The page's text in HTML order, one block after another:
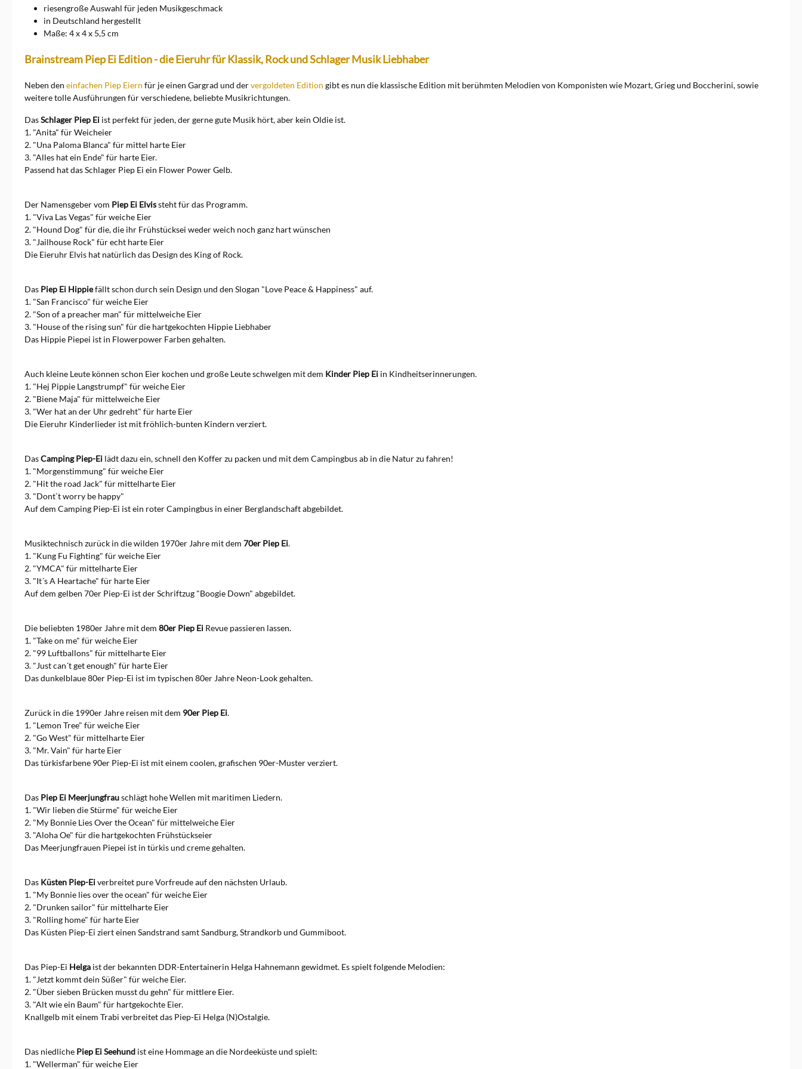
hergestellt Made in Germany
Die ersten Piep Eier waren
nur für je einen Gargrad
geeignet. Detlef war das
mittelharten und Hartmut
Doch schon bald wurde das
Ei schlauer und es kam das
echt vergoldete Piep Ei, dass
beherrscht. Mit diesem kam
der Durchbruch und die
lustige Vielfalt. Inzwischen
gibt es für jeden
Musikgeschmack und jeden
Entwicklung und Herstellung
der perfekten Eieruhr findet
immer noch in
Oerlinghausen, in der Nähe
von Bielefeld, statt. Das
familiengeführte
Gabriel ist sich treu
geblieben. Neben dem Piep Ei
gibt es noch den Nudelkocher
Al Dente von Brainstream,
der auf dem gleichen Prinzip
funktioniert. Als echter
Italien verbundene Melodien,
für jeweils perfekte bissfeste
bis weiche Nudeln. Nach dem
großen Erfolg der Marke
Brainstream hat diese auch
den Vertrieb für andere
zum Beispiel die praktischen
Abtropfgestelle drip-line und
drip-it für die Spüle. Endlich
gibt es eine gute Lösung, um
Spültücher zu trocknen und
Flaschen abtropfen zu lassen,
Ein direkter Kontakt zu der
Marke ist möglich über
Brainstream GmbH, Berliner
info@brainstream.de
riesengroße Auswahl für jeden Musikgeschmack
in Deutschland hergestellt
Maße: 4 x 4 x 5,5 cm
Brainstream Piep Ei Edition - die Eieruhr für Klassik, Rock und Schlager Musik Liebhaber
Neben den einfachen Piep Eiern für je einen Gargrad und dervergoldeten Edition gibt es nun die klassische Edition mit berühmten Melodien von Komponisten wie Mozart, Grieg und Boccherini, sowie
weitere tolle Ausführungen für verschiedene, beliebte Musikrichtungen.
DasSchlager Piep Ei ist perfekt für jeden, der gerne gute Musik hört, aber kein Oldie ist.
1. "Anita" für Weicheier
2. "Una Paloma Blanca" für mittel harte Eier
3. "Alles hat ein Ende" für harte Eier.
Passend hat das Schlager Piep Ei ein Flower Power Gelb.
Der Namensgeber vom Piep Ei Elvissteht für das Programm.
1. "Viva Las Vegas" für weiche Eier
2. "Hound Dog" für die, die ihr Frühstücksei weder weich noch ganz hart wünschen
3. "Jailhouse Rock" für echt harte Eier
Die Eieruhr Elvis hat natürlich das Design des King of Rock.
Das Piep Ei Hippiefällt schon durch sein Design und den Slogan "Love Peace & Happiness" auf.
1. "San Francisco" für weiche Eier
2. "Son of a preacher man" für mittelweiche Eier
3. "House of the rising sun" für die hartgekochten Hippie Liebhaber
Das Hippie Piepei ist in Flowerpower Farben gehalten.
Auch kleine Leute können schon Eier kochen und große Leute schwelgen mit dem Kinder Piep Ei in Kindheitserinnerungen.
1. "Hej Pippie Langstrumpf" für weiche Eier
2. "Biene Maja" für mittelweiche Eier
3. "Wer hat an der Uhr gedreht" für harte Eier
Die Eieruhr Kinderlieder ist mit fröhlich-bunten Kindern verziert.
DasCamping Piep-Ei lädt dazu ein, schnell den Koffer zu packen und mit dem Campingbus ab in die Natur zu fahren!
1. "Morgenstimmung" für weiche Eier
2. "Hit the road Jack" für mittelharte Eier
3. "Dont`t worry be happy"
Auf dem Camping Piep-Ei ist ein roter Campingbus in einer Berglandschaft abgebildet.
Musiktechnisch zurück in die wilden 1970er Jahre mit dem 70er Piep Ei.
1. "Kung Fu Fighting" für weiche Eier
2. "YMCA" für mittelharte Eier
3. "It´s A Heartache" für harte Eier
Auf dem gelben 70er Piep-Ei ist der Schriftzug "Boogie Down" abgebildet.
Die beliebten 1980er Jahre mit dem 80er Piep Ei Revue passieren lassen.
1. "Take on me" für weiche Eier
2. "99 Luftballons" für mittelharte Eier
3. "Just can´t get enough" für harte Eier
Das dunkelblaue 80er Piep-Ei ist im typischen 80er Jahre Neon-Look gehalten.
Zurück in die 1990er Jahre reisen mit dem 90er Piep Ei.
1. "Lemon Tree" für weiche Eier
2. "Go West" für mittelharte Eier
3. "Mr. Vain" für harte Eier
Das türkisfarbene 90er Piep-Ei ist mit einem coolen, grafischen 90er-Muster verziert.
Das Piep Ei Meerjungfrauschlägt hohe Wellen mit maritimen Liedern.
1. "Wir lieben die Stürme" für weiche Eier
2. "My Bonnie Lies Over the Ocean" für mittelweiche Eier
3. "Aloha Oe" für die hartgekochten Frühstückseier
Das Meerjungfrauen Piepei ist in türkis und creme gehalten.
Das Küsten Piep-Eiverbreitet pure Vorfreude auf den nächsten Urlaub.
1. "My Bonnie lies over the ocean" für weiche Eier
2. "Drunken sailor" für mittelharte Eier
3. "Rolling home" für harte Eier
Das Küsten Piep-Ei ziert einen Sandstrand samt Sandburg, Strandkorb und Gummiboot.
Das Piep-Ei Helga ist der bekannten DDR-Entertainerin Helga Hahnemann gewidmet. Es spielt folgende Melodien:
1. "Jetzt kommt dein Süßer" für weiche Eier.
2. "Über sieben Brücken musst du gehn" für mittlere Eier.
3. "Alt wie ein Baum" für hartgekochte Eier.
Knallgelb mit einem Trabi verbreitet das Piep-Ei Helga (N)Ostalgie.
Das niedliche Piep Ei Seehund ist eine Hommage an die Nordeeküste und spielt:
1. "Wellerman" für weiche Eier